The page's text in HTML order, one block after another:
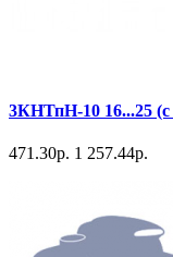
3КНТпН-10 16...25
471.30р. 1 257.44р.